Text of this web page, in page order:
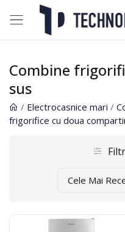
Combine
sus
/ Electrocasnice mari /
frigorifice cu doua
Cele Mai